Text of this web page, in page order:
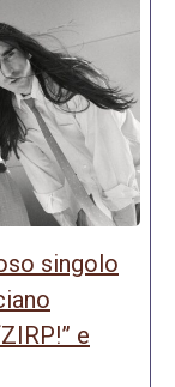
singolo
e